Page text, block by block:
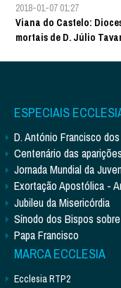
2018-01-07 01:27
Viana do Castelo:
mortais de D. Júlio
ESPECIAIS
D. António Francisco
Centenário das
Jornada Mundial da
Exortação Apostólica -
Jubileu da Misericórdia
Sínodo dos Bispos
Papa Francisco
MARCA ECCLESIA
Ecclesia RTP2